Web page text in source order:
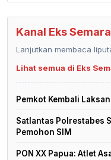
Kanal Eks
Lanjutkan membaca
Lihat semua di Eks
Pemkot Kembali
Satlantas Polrestabes
Pemohon SIM
PON XX Papua: Atlet